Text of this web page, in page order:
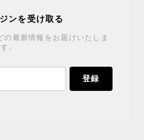
ンを受け取る
の最新情報をお届けいたしま
す。
登録